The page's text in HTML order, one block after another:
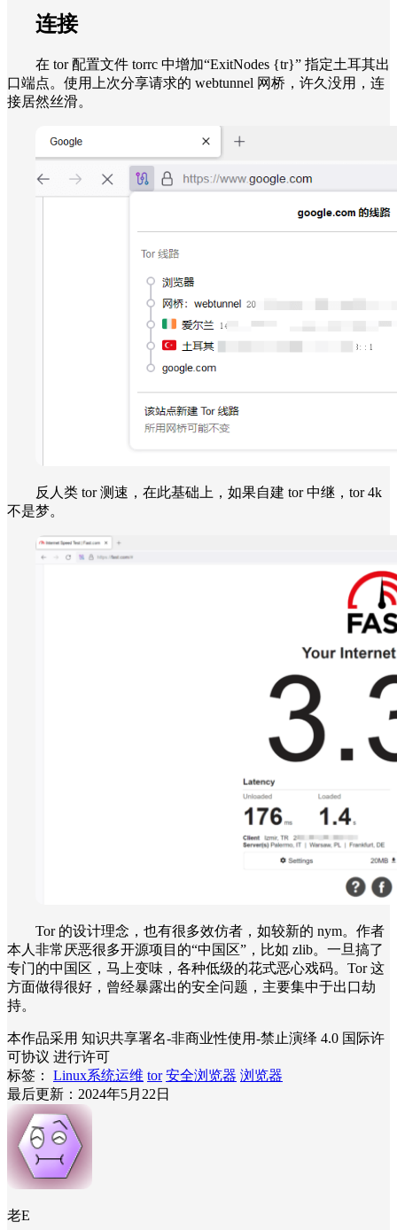
连接
在 tor 配置文件 torrc 中增加“ExitNodes {tr}” 指定土耳其出
口端点。使用上次分享请求的 webtunnel 网桥，许久没用，连
接居然丝滑。
反人类 tor 测速，在此基础上，如果自建 tor 中继，tor 4k
不是梦。
Tor 的设计理念，也有很多效仿者，如较新的 nym。作者
本人非常厌恶很多开源项目的“中国区”，比如 zlib。一旦搞了
专门的中国区，马上变味，各种低级的花式恶心戏码。Tor 这
方面做得很好，曾经暴露出的安全问题，主要集中于出口劫
持。
本作品采用 知识共享署名-非商业性使用-禁止演绎 4.0 国际许
可协议 进行许可
标签：
Linux系统运维 tor 安全浏览器 浏览器
最后更新：2024年5月22日
老E